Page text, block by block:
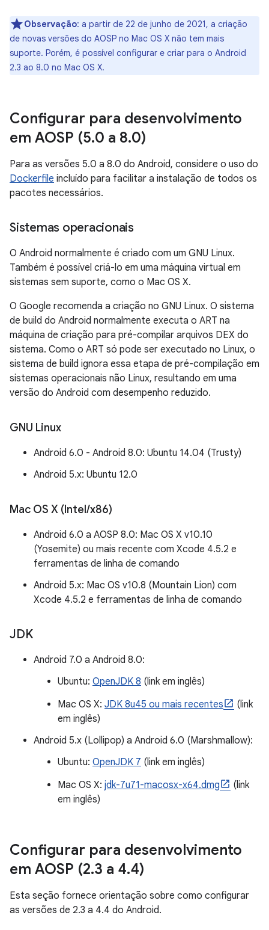
Observação: a partir de 22 de junho de 2021, a criação
de novas versões do AOSP no Mac OS X não tem mais
suporte. Porém, é possível configurar e criar para o Android
2.3 ao 8.0 no Mac OS X.
Configurar para desenvolvimento
em AOSP (5.0 a 8.0)
Para as versões 5.0 a 8.0 do Android, considere o uso do
Dockerfile incluído para facilitar a instalação de todos os
pacotes necessários.
Sistemas operacionais
O Android normalmente é criado com um GNU Linux.
Também é possível criá-lo em uma máquina virtual em
sistemas sem suporte, como o Mac OS X.
O Google recomenda a criação no GNU Linux. O sistema
de build do Android normalmente executa o ART na
máquina de criação para pré-compilar arquivos DEX do
sistema. Como o ART só pode ser executado no Linux, o
sistema de build ignora essa etapa de pré-compilação em
sistemas operacionais não Linux, resultando em uma
versão do Android com desempenho reduzido.
GNU Linux
Android 6.0 - Android 8.0: Ubuntu 14.04 (Trusty)
Android 5.x: Ubuntu 12.0
Mac OS X (Intel /x86)
Android 6.0 a AOSP 8.0: Mac OS X v10.10
(Yosemite) ou mais recente com Xcode 4.5.2 e
ferramentas de linha de comando
Android 5.x: Mac OS v10.8 (Mountain Lion) com
Xcode 4.5.2 e ferramentas de linha de comando
JDK
Android 7.0 a Android 8.0:
Ubuntu: OpenJDK 8 (link em inglês)
Mac OS X: JDK 8u45 ou mais recentes
(link
em inglês)
Android 5.x (Lollipop) a Android 6.0 (Marshmallow):
Ubuntu: OpenJDK 7 (link em inglês)
Mac OS X: jdk-7u71-macosx-x64.dmg
(link
em inglês)
Configurar para desenvolvimento
em AOSP (2.3 a 4.4)
Esta seção fornece orientação sobre como configurar
as versões de 2.3 a 4.4 do Android.